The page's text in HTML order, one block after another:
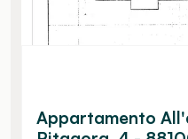
Appartamento